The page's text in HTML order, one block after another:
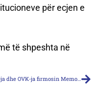
për ecjen e
të shpeshta në
AUV-ja dhe OVK-ja firmosin Memorandum Bashkëpunimi për identifikim dhe regjistrim të qenve me pronar